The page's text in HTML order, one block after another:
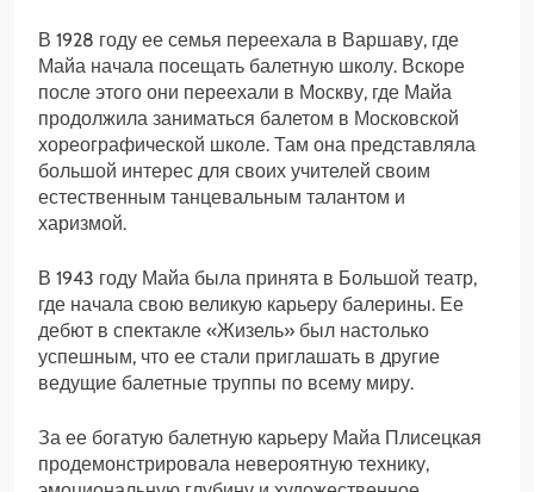
В 1928 году ее семья переехала в Варшаву, где
Майа начала посещать балетную школу. Вскоре
после этого они переехали в Москву, где Майа
продолжила заниматься балетом в Московской
хореографической школе. Там она представляла
большой интерес для своих учителей своим
естественным танцевальным талантом и
харизмой.
В 1943 году Майа была принята в Большой театр,
где начала свою великую карьеру балерины. Ее
дебют в спектакле «Жизель» был настолько
успешным, что ее стали приглашать в другие
ведущие балетные труппы по всему миру.
За ее богатую балетную карьеру Майа Плисецкая
продемонстрировала невероятную технику,